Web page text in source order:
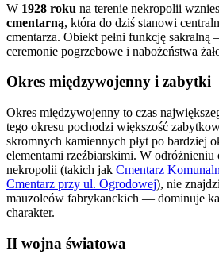
W 1928 roku na terenie nekropolii
cmentarną, która do dziś stanowi
cmentarza. Obiekt pełni funkcję
ceremonie pogrzebowe i nabożeństwa
Okres międzywojenny i zabytki
Okres międzywojenny to czas
tego okresu pochodzi większość
skromnych kamiennych płyt po bardziej
elementami rzeźbiarskimi. W odróżnieniu
nekropolii (takich jak Cmentarz
Cmentarz przy ul. Ogrodowej), nie
mauzoleów fabrykanckich — dominuje
charakter.
II wojna światowa